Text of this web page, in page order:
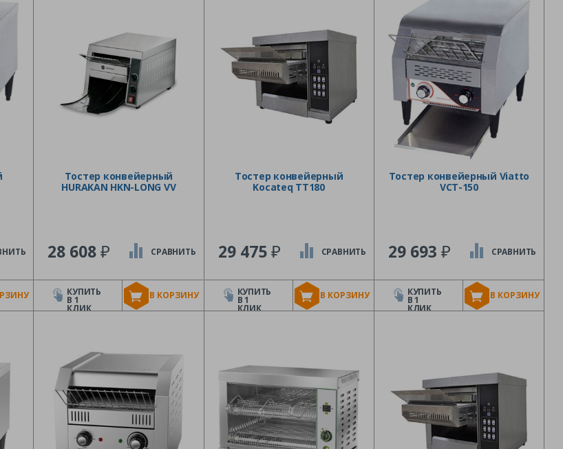
Тостер конвейерный
HURAKAN HKN-LONG VV
28 608₽
В КОРЗИНУ
СРАВНИТЬ
КУПИТЬ
В 1
КЛИК
Тостер конвейерный
Kocateq TT180
29 475₽
В КОРЗИНУ
СРАВНИТЬ
КУПИТЬ
В 1
КЛИК
Тостер конвейерный Viatto
VCT-150
29 693 ₽
В КОРЗИНУ
СРАВНИТЬ
КУПИТЬ
В 1
КЛИК